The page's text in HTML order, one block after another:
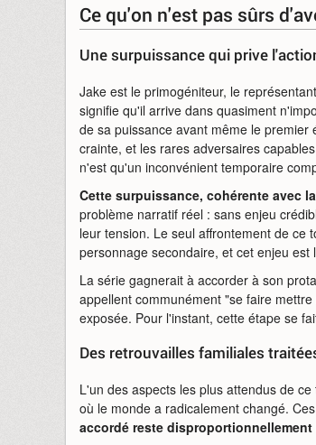
Ce qu'on n'est pas sûrs
Une surpuissance qui prive
Jake est le primogéniteur, le
signifie qu'il arrive dans quasiment
de sa puissance avant même le
crainte, et les rares adversaires
n'est qu'un inconvénient temporaire
Cette surpuissance, cohérente avec
problème narratif réel : sans enjeu
leur tension. Le seul affrontement de ce
personnage secondaire, et cet enjeu
La série gagnerait à accorder à son
appellent communément "se faire
exposée. Pour l'instant, cette étape se
Des retrouvailles familiales
L'un des aspects les plus attendus de
où le monde a radicalement changé.
accordé reste disproportionnellement